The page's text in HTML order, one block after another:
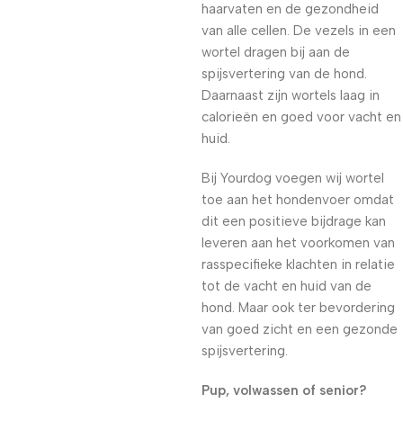
haarvaten en de gezondheid
van alle cellen. De vezels in een
wortel dragen bij aan de
spijsvertering van de hond.
Daarnaast zijn wortels laag in
calorieën en goed voor vacht en
huid.
Bij Yourdog voegen wij wortel
toe aan het hondenvoer omdat
dit een positieve bijdrage kan
leveren aan het voorkomen van
rasspecifieke klachten in relatie
tot de vacht en huid van de
hond. Maar ook ter bevordering
van goed zicht en een gezonde
spijsvertering.
Pup, volwassen of senior?